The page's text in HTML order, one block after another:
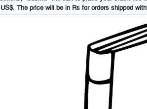
The price will be in Rs for orders shipped